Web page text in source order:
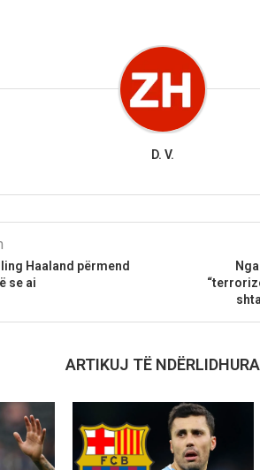
D. V.
Haaland përmend
se ai
ARTIKUJ TË NDËRLIDHURA